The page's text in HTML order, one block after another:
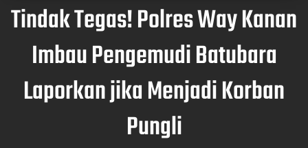
Tindak Tegas! Polres Way Kanan
Imbau Pengemudi Batubara
Laporkan jika Menjadi Korban
Pungli